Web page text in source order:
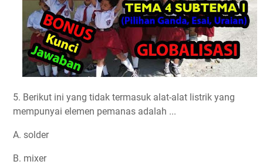
5. Berikut ini yang tidak termasuk alat-alat listrik yang
mempunyai elemen pemanas adalah ...
A. solder
B. mixer